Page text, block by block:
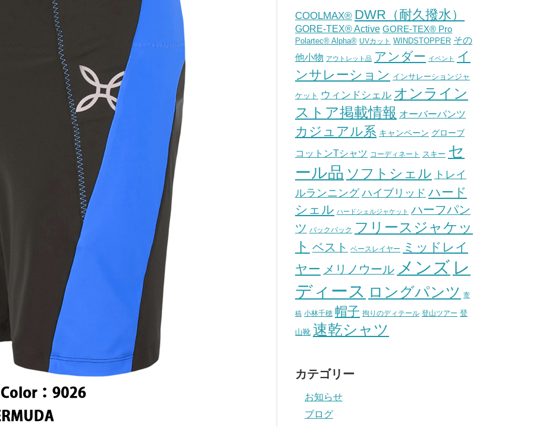
COOLMAX® DWR（耐久撥水）
GORE-TEX® Active GORE-TEX® Pro
Polartec® Alpha® UVカット WINDSTOPPER その
他小物 アウトレット品 アンダー イベント
イ
ンサレーション インサレーションジャ
ケット ウィンドシェル オンライン
ストア掲載情報 オーバーパンツ
カジュアル系 キャンペーン グローブ
コットンTシャツ コーディネート スキー セ
ール品 ソフトシェル トレイ
ルランニング ハイブリッド ハード
シェル ハードシェルジャケット ハーフパン
ツ バックパック
フリースジャケッ
ト ベスト ベースレイヤー
ミッドレイ
ヤー メリノウール メンズ レ
ディース ロングパンツ 寄
稿 小林千穂 帽子 拘りのディテール 登山ツアー 登
山靴 速乾シャツ
カテゴリー
お知らせ
ブログ